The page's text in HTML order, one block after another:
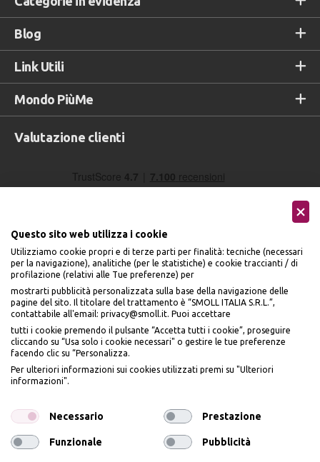
Blog
Link Utili
Mondo PiùMe
Valutazione clienti
Accettiamo
Seguici sui social
Questo sito web utilizza i cookie
Utilizziamo cookie propri e di terze parti per finalità: tecniche (necessari
per la navigazione), analitiche (per le statistiche) e cookie traccianti / di
profilazione (relativi alle Tue preferenze) per
mostrarti pubblicità personalizzata sulla base della navigazione delle
pagine del sito. Il titolare del trattamento è “SMOLL ITALIA S.R.L.”,
contattabile all'email: privacy@smoll.it. Puoi accettare
tutti i cookie premendo il pulsante “Accetta tutti i cookie”, proseguire
cliccando su “Usa solo i cookie necessari" o gestire le tue preferenze
facendo clic su “Personalizza.
Per ulteriori informazioni sui cookies utilizzati premi su "Ulteriori
informazioni".
Necessario Prestazione
Funzionale Pubblicità
BENVENUTO DA
PIÙME
IL10% DI SCONTO